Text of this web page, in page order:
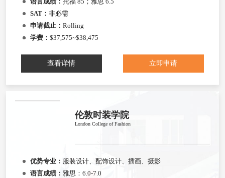
SAT： 非必需
申请截止： Rolling
学费： $37,575~$38,475
查看详情 立即申请
伦敦时装学院
London College of Fashion
优势专业： 服装设计、配饰设计、插画、摄影
语言成绩： 雅思：6.0-7.0